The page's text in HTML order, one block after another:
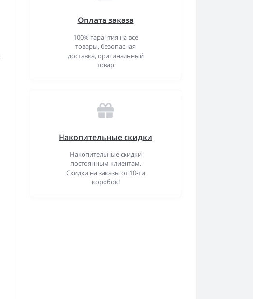
Оплата заказа
100% гарантия на все
товары, безопасная
доставка, оригинальный
товар
Накопительные скидки
Накопительные скидки
постоянным клиентам.
Скидки на заказы от 10-ти
коробок!